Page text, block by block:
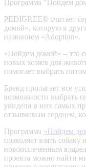
Программа "Пойдем
PEDIGREE® считает
домой», которую в
названием «Adoption».
«Пойдем домой» – это
новых хозяев для
помогает выбрать
Бренд прилагает все
возможности выбрать
увидели в них самых
отзывчивым сердцем,
Программа «Пойдем
позволяет взять
новоиспеченным
проекта можно найти